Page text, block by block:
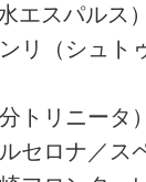
スパルス）
リ（シュト
トリニータ）
ロナ／ス